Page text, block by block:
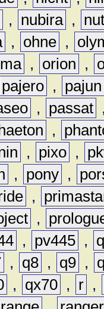
, nubira ,
, ohne ,
, orion ,
pajero ,
pajun
, passat
,
, pixo ,
, pony ,
,
,
, pv445 ,
, q8 , q9 ,
, qx70 , r ,